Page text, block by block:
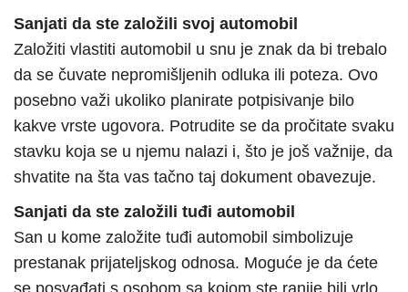
Sanjati da ste založili svoj automobil
Založiti vlastiti automobil u snu je znak da bi trebalo
da se čuvate nepromišljenih odluka ili poteza. Ovo
posebno važi ukoliko planirate potpisivanje bilo
kakve vrste ugovora. Potrudite se da pročitate svaku
stavku koja se u njemu nalazi i, što je još važnije, da
shvatite na šta vas tačno taj dokument obavezuje.
Sanjati da ste založili tuđi automobil
San u kome založite tuđi automobil simbolizuje
prestanak prijateljskog odnosa. Moguće je da ćete